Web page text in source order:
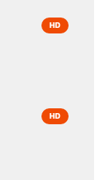
HD
HD